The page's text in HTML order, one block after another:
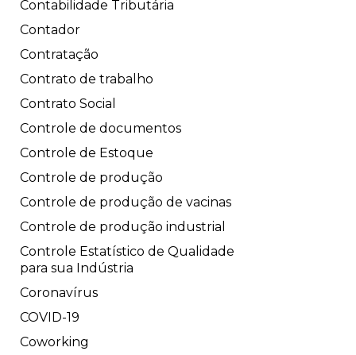
Contabilidade Tributária
Contador
Contratação
Contrato de trabalho
Contrato Social
Controle de documentos
Controle de Estoque
Controle de produção
Controle de produção de vacinas
Controle de produção industrial
Controle Estatístico de Qualidade
para sua Indústria
Coronavírus
COVID-19
Coworking